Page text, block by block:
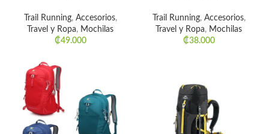
Trail Running, Accesorios,
Travel y Ropa, Mochilas
₡49.000
Trail Running, Accesorios,
Travel y Ropa, Mochilas
₡38.000